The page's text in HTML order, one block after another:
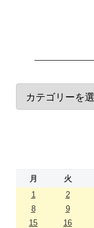
月 火
1
2
8
9
15
16